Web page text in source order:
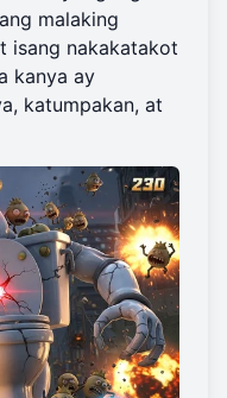
malaking
isang nakakatakot
kanya ay
katumpakan, at